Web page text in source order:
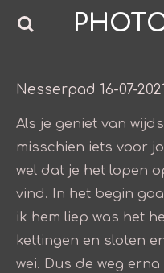
Ga
deNesserpad 16-07-2021
Als je geniet van
misschien iets voor
wel dat je het lopen
vind. In het begin
ik hem liep was het
kettingen en sloten
wei. Dus de weg